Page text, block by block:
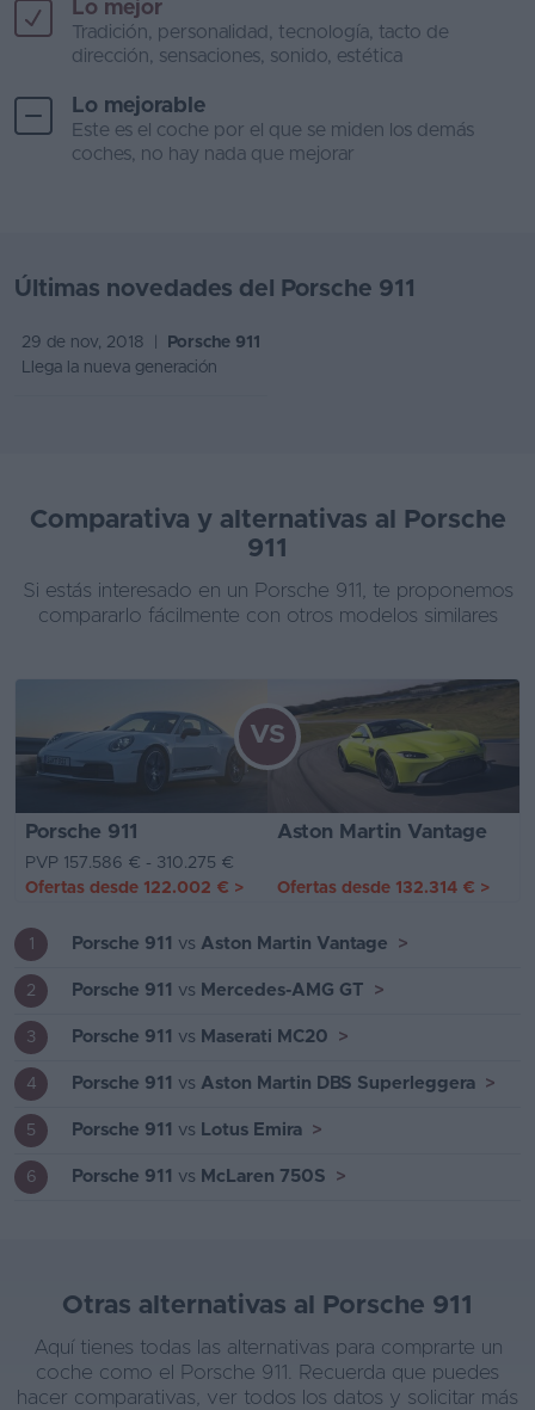
Lo mejor
Tradición, personalidad, tecnología, tacto de
dirección, sensaciones, sonido, estética
Lo mejorable
Este es el coche por el que se miden los demás
coches, no hay nada que mejorar
Últimas novedades del Porsche 911
29 de nov, 2018 |
Porsche 911
Llega la nueva generación
Comparativa y alternativas al Porsche
911
Si estás interesado en un Porsche 911, te proponemos
compararlo fácilmente con otros modelos similares
Porsche 911 Aston Martin Vantage
VS
PVP 157.586 € - 310.275 €
Ofertas desde 122.002 € > Ofertas desde 132.314 € >
1 Porsche 911 vs Aston Martin Vantage >
2 Porsche 911 vs Mercedes-AMG GT >
3 Porsche 911 vs Maserati MC20 >
4 Porsche 911 vs Aston Martin DBS Superleggera >
5 Porsche 911 vs Lotus Emira >
6 Porsche 911 vs McLaren 750S >
Otras alternativas al Porsche 911
Aquí tienes todas las alternativas para comprarte un
coche como el Porsche 911. Recuerda que puedes
hacer comparativas, ver todos los datos y solicitar más